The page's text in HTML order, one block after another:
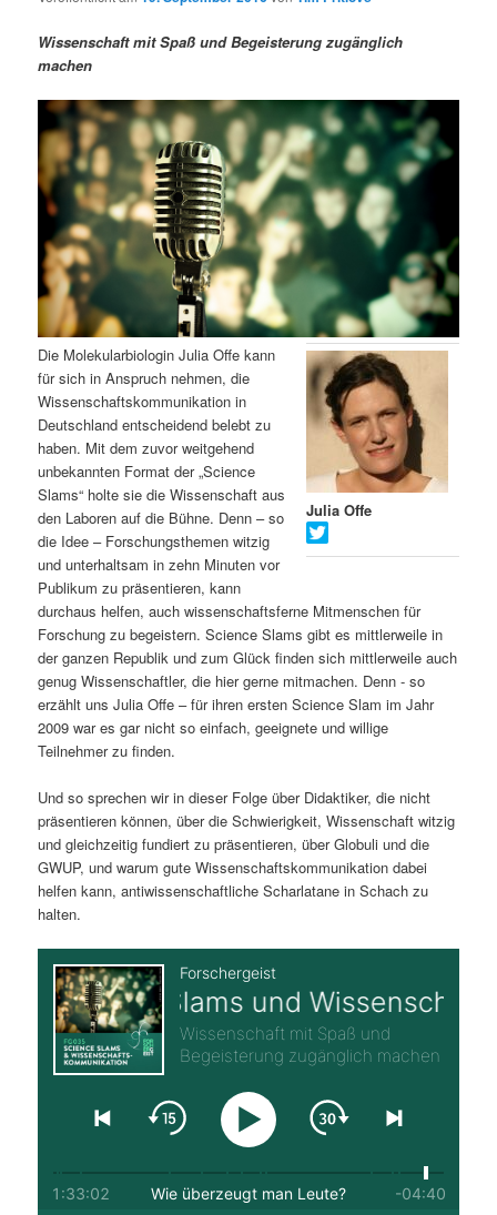
ä
r
e
I
n
h
a
l
t
s
p
r
i
n
g
e
n
n
d
ä
e
n
I
n
h
a
l
t
s
p
r
i
n
g
e
n
n
v
i
g
t
i
o
Wissenschaft mit Spaß und Begeisterung zugänglich
machen
Julia Offe
Die Molekularbiologin Julia Offe kann
für sich in Anspruch nehmen, die
Wissenschaftskommunikation in
Deutschland entscheidend belebt zu
haben. Mit dem zuvor weitgehend
unbekannten Format der „Science
Slams“ holte sie die Wissenschaft aus
den Laboren auf die Bühne. Denn – so
die Idee – Forschungsthemen witzig
und unterhaltsam in zehn Minuten vor
Publikum zu präsentieren, kann
durchaus helfen, auch wissenschaftsferne Mitmenschen für
Forschung zu begeistern. Science Slams gibt es mittlerweile in
der ganzen Republik und zum Glück finden sich mittlerweile auch
genug Wissenschaftler, die hier gerne mitmachen. Denn - so
erzählt uns Julia Offe – für ihren ersten Science Slam im Jahr
2009 war es gar nicht so einfach, geeignete und willige
Teilnehmer zu finden.
Und so sprechen wir in dieser Folge über Didaktiker, die nicht
präsentieren können, über die Schwierigkeit, Wissenschaft witzig
und gleichzeitig fundiert zu präsentieren, über Globuli und die
GWUP, und warum gute Wissenschaftskommunikation dabei
helfen kann, antiwissenschaftliche Scharlatane in Schach zu
halten.